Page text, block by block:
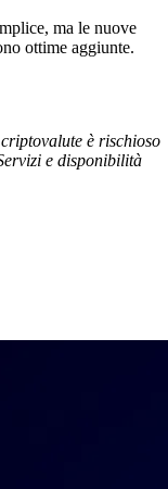
ma le nuove
ottime aggiunte.
è rischioso
e disponibilità